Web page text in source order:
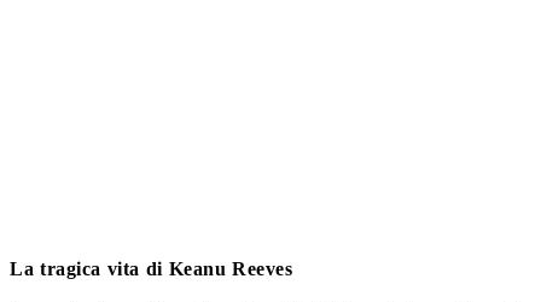
La tragica vita di Keanu Reeves